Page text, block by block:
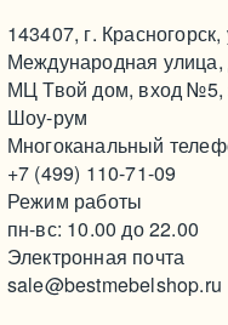
143407, г. Красногорск,
Международная улица,
МЦ Твой дом, вход №5,
Шоу-рум
Многоканальный
+7 (499) 110-71-09
Режим работы
пн-вс: 10.00 до 22.00
Электронная почта
sale@bestmebelshop.ru